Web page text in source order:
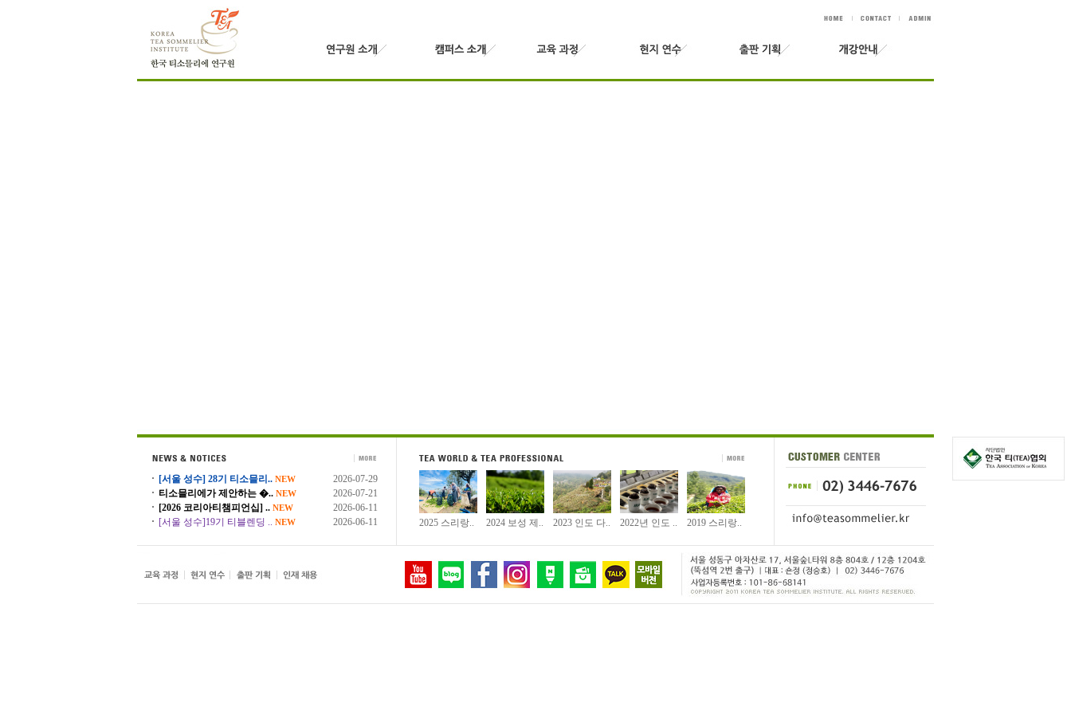
[서울 성수] 28기 티소믈리.. NEW
2026-07-29
티소믈리에가 제안하는 �.. NEW
2026-07-21
[2026 코리아티챔피언십] .. NEW
2026-06-11
[서울 성수]19기 티블렌딩 .. NEW 2026-06-11 2025 스리랑.. 2024 보성 제.. 2023 인도 다.. 2022년 인도 .. 2019 스리랑..